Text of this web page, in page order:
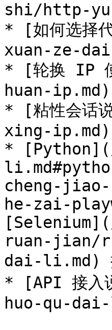
shi/http-
* [如何选
xuan-ze-
* [轮换 IP
huan-ip.md)
* [粘性会
xing-ip.md)
*
cheng-
he-zai-
ruan-jian/
dai-li.md)
* [API 接
huo-qu-